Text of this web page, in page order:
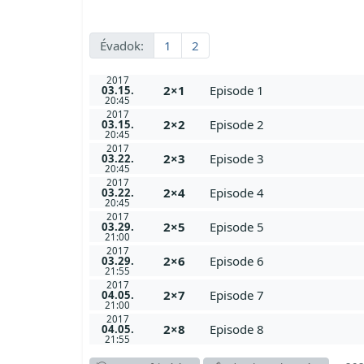
Évadok: 1 2
2017
03.15.
20:45
2×1 Episode 1
2017
03.15.
20:45
2×2 Episode 2
2017
03.22.
20:45
2×3 Episode 3
2017
03.22.
20:45
2×4 Episode 4
2017
03.29.
21:00
2×5 Episode 5
2017
03.29.
21:55
2×6 Episode 6
2017
04.05.
21:00
2×7 Episode 7
2017
04.05.
21:55
2×8 Episode 8